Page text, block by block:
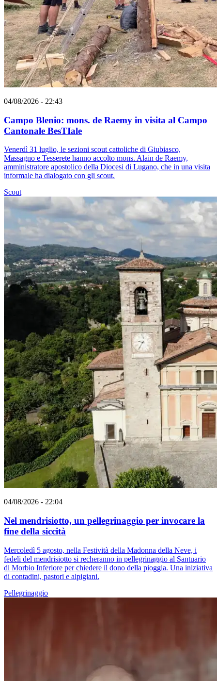
04/08/2026 - 22:43
Campo Blenio: mons. de Raemy in visita al Campo
Cantonale BesTIale
Venerdì 31 luglio, le sezioni scout cattoliche di Giubiasco,
Massagno e Tesserete hanno accolto mons. Alain de Raemy,
amministratore apostolico della Diocesi di Lugano, che in una visita
informale ha dialogato con gli scout.
Scout
04/08/2026 - 22:04
Nel mendrisiotto, un pellegrinaggio per invocare la
fine della siccità
Mercoledì 5 agosto, nella Festività della Madonna della Neve, i
fedeli del mendrisiotto si recheranno in pellegrinaggio al Santuario
di Morbio Inferiore per chiedere il dono della pioggia. Una iniziativa
di contadini, pastori e alpigiani.
Pellegrinaggio